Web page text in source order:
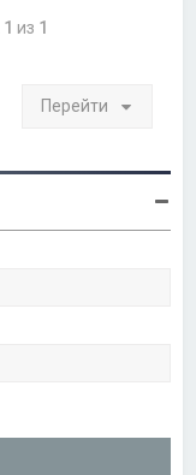
у
1 из 1
Перейти